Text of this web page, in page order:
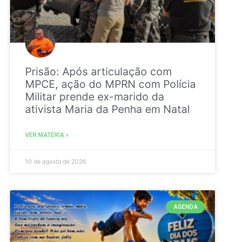
Prisão: Após articulação com
MPCE, ação do MPRN com Polícia
Militar prende ex-marido da
ativista Maria da Penha em Natal
VER MATÉRIA »
10 de agosto de 2026
AGENDA